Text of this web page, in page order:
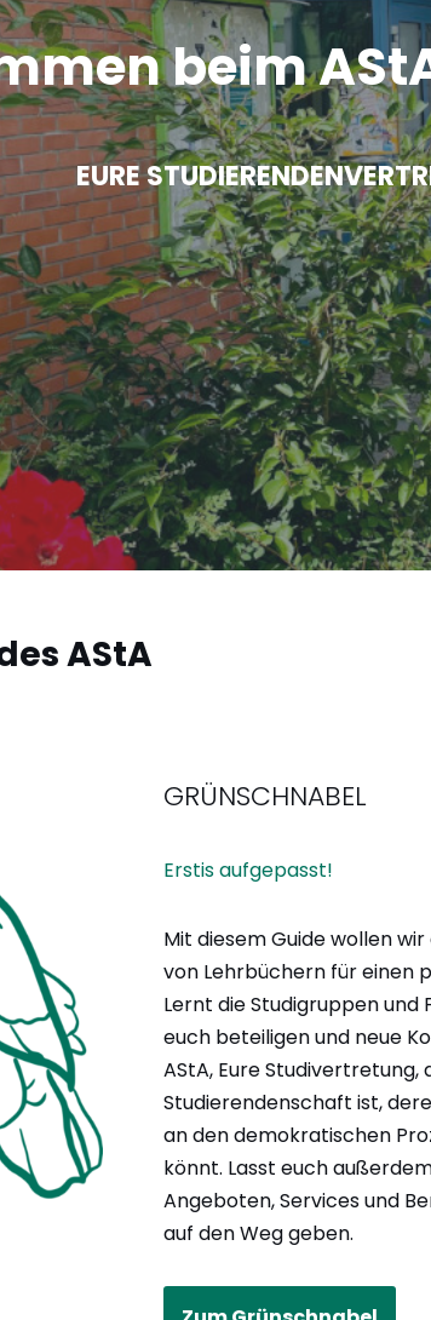
beim
EURE
AStA
GRÜNSCHNABEL
Erstis aufgepasst!
Mit diesem Guide wollen
von Lehrbüchern für einen
Lernt die Studigruppen
euch beteiligen und neue
AStA, Eure
Studierendenschaft ist,
an den demokratischen
könnt. Lasst euch
Angeboten, Services und
auf den Weg geben.